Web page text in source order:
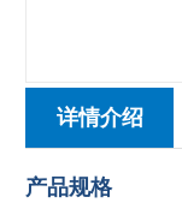
详情介绍
产品规格